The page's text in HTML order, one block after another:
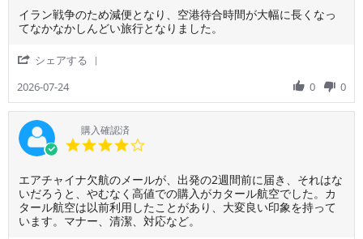
Review
by
利
用
者
on
24
Jul
2026
review
stating
ラ
ン
戦
の
た
め
減
と
な
り、
空
イラン戦争のため減便となり、空港待合時間が大幅に長くなっ
てなかなかしんどい旅行となりました。
シェアする
by
ご
利
用
者
on
24
Jul
2026
2026-07-24 0 0
購入確認済
Review
by
ご
利
review
stating
エ
ア
エアチャイナ欠航のメールが、出発の2週間前に届き、それはな
いだろうと、やむなく高値での購入がカタール航空でした。カ
タール航空は以前利用したことがあり、大変良い印象を持って
います。マナー、清潔、対応など。